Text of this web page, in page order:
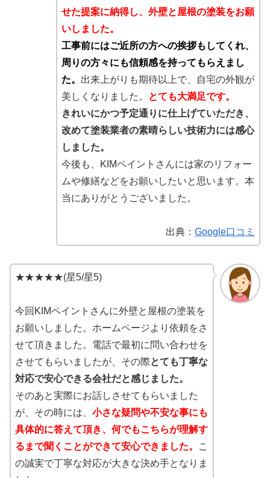
せた提案に納得し、外壁と屋根の塗装をお願
いしました。
工事前にはご近所の方への挨拶もしてくれ、
周りの方々にも信頼感を持ってもらえまし
た。 出来上がりも期待以上で、自宅の外観が
美しくなりました。
とても大満足です。
きれいにかつ予定通りに仕上げていただき、
改めて塗装業者の素晴らしい技術力には感心
しました。
今後も、KIMペイントさんには家のリフォー
ムや修繕などをお願いしたいと思います。本
当にありがとうございました。
出典： Google口コミ
★★★★★(星5/星5)
今回KIMペイントさんに外壁と屋根の塗装を
お願いしました。ホームページより依頼をさ
せて頂きました。電話で最初に問い合わせを
させてもらいましたが、その際とても丁寧な
対応で安心できる会社だと感じました。
そのあと実際にお話しさせてもらいました
が、その時には、 小さな疑問や不安な事にも
具体的に答えて頂き、何でもこちらが理解す
るまで聞くことができて安心できました。
こ
の誠実で丁寧な対応が大きな決め手となりま